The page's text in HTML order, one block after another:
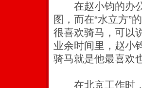
在赵小钧的办公
图，而在“水立方”
很喜欢骑马，可以
业余时间里，赵小
骑马就是他最喜欢
在北京工作时，